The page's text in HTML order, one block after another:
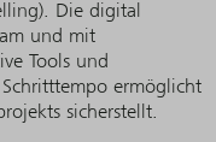
Die digital
und mit
Tools und
ermöglicht
sicherstellt.